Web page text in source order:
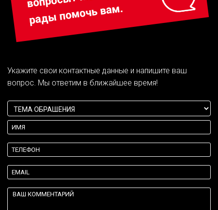
Укажите свои контактные данные и напишите ваш
вопрос. Мы ответим в ближайшее время!